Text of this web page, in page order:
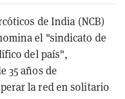
de India (NCB)
el "sindicato de
del país",
35 años de
la red en solitario